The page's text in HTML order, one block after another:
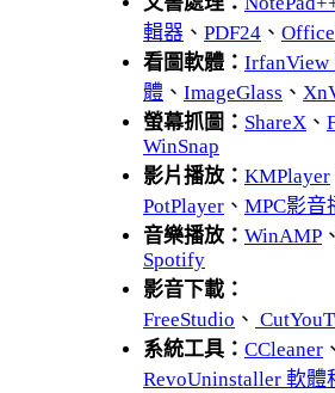
輯器 、 PDF24 、
看圖軟體： IrfanView
體 、 ImageGlass 、
螢幕抓圖： ShareX 、
WinSnap
影片播放： KMPlayer
PotPlayer 、 MPC影音
音樂播放： WinAMP 、
Spotify
影音下載：
FreeStudio 、
系統工具： CCleaner 、
RevoUninstaller 軟體